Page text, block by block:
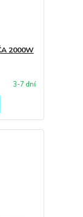
2000W
3-7 dní